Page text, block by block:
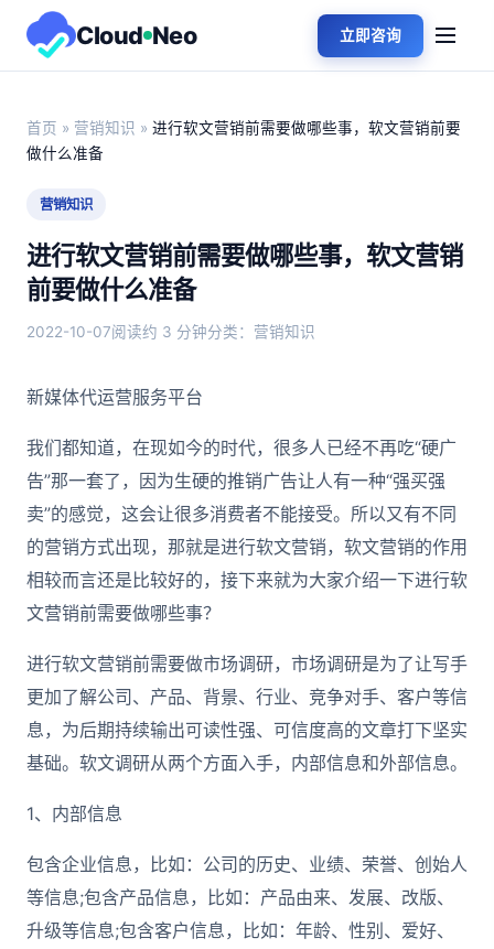
Cloud Neo 立即咨询
首页 » 营销知识 » 进行软文营销前需要做哪些事，软文营销前要
做什么准备
营销知识
进行软文营销前需要做哪些事，软文营销
前要做什么准备
2022-10-07阅读约 3 分钟分类：营销知识
新媒体代运营服务平台
我们都知道，在现如今的时代，很多人已经不再吃“硬广
告”那一套了，因为生硬的推销广告让人有一种“强买强
卖”的感觉，这会让很多消费者不能接受。所以又有不同
的营销方式出现，那就是进行软文营销，软文营销的作用
相较而言还是比较好的，接下来就为大家介绍一下进行软
文营销前需要做哪些事？
进行软文营销前需要做市场调研，市场调研是为了让写手
更加了解公司、产品、背景、行业、竞争对手、客户等信
息，为后期持续输出可读性强、可信度高的文章打下坚实
基础。软文调研从两个方面入手，内部信息和外部信息。
1、内部信息
包含企业信息，比如：公司的历史、业绩、荣誉、创始人
等信息;包含产品信息，比如：产品由来、发展、改版、
升级等信息;包含客户信息，比如：年龄、性别、爱好、